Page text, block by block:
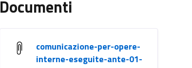
Documenti
comunicazione-per-opere-
interne-eseguite-ante-01-